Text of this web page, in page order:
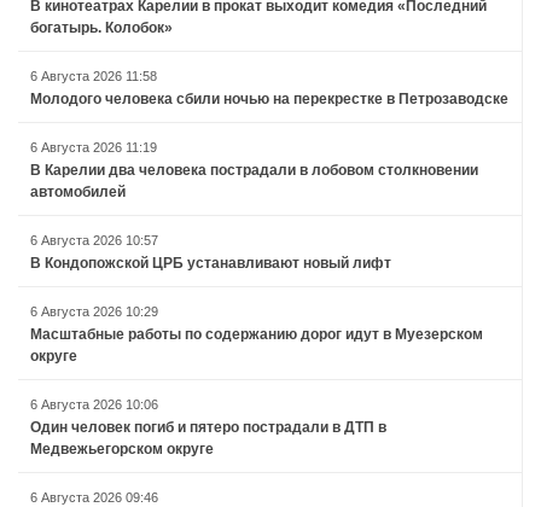
В кинотеатрах Карелии в прокат выходит комедия «Последний
богатырь. Колобок»
6 Августа 2026 11:58
Молодого человека сбили ночью на перекрестке в Петрозаводске
6 Августа 2026 11:19
В Карелии два человека пострадали в лобовом столкновении
автомобилей
6 Августа 2026 10:57
В Кондопожской ЦРБ устанавливают новый лифт
6 Августа 2026 10:29
Масштабные работы по содержанию дорог идут в Муезерском
округе
6 Августа 2026 10:06
Один человек погиб и пятеро пострадали в ДТП в
Медвежьегорском округе
6 Августа 2026 09:46